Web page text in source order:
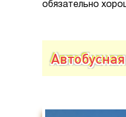
обязательно